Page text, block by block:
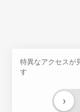
特異なアクセスが
す
›